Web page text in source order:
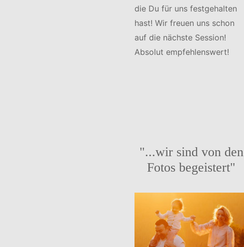
die Du für uns festgehalten
hast! Wir freuen uns schon
auf die nächste Session!
Absolut empfehlenswert!
"...wir sind von den
Fotos begeistert"